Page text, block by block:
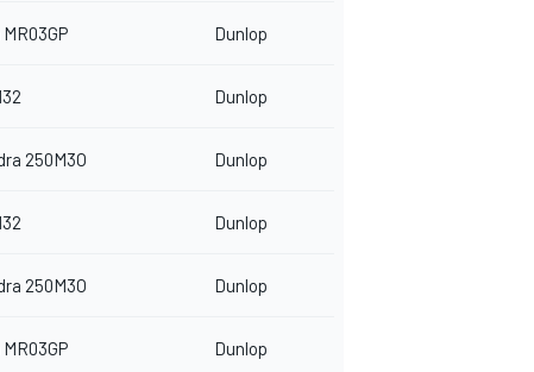
Dunlop
Dunlop
250M3O Dunlop
Dunlop
250M3O Dunlop
Dunlop